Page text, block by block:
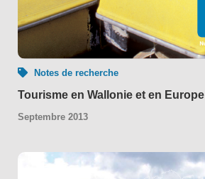
Notes de recherche
Tourisme en Wallonie et en Europe
Septembre 2013